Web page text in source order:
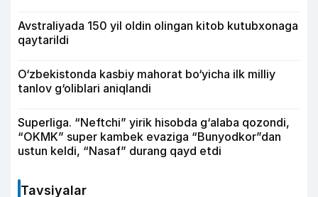
Avstraliyada 150 yil oldin olingan kitob kutubxonaga
qaytarildi
O‘zbekistonda kasbiy mahorat bo‘yicha ilk milliy
tanlov g‘oliblari aniqlandi
Superliga. “Neftchi” yirik hisobda g‘alaba qozondi,
“OKMK” super kambek evaziga “Bunyodkor”dan
ustun keldi, “Nasaf” durang qayd etdi
Tavsiyalar